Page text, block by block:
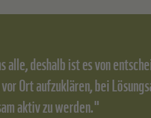
deshalb ist es von
Ort aufzuklären, bei
aktiv zu werden."